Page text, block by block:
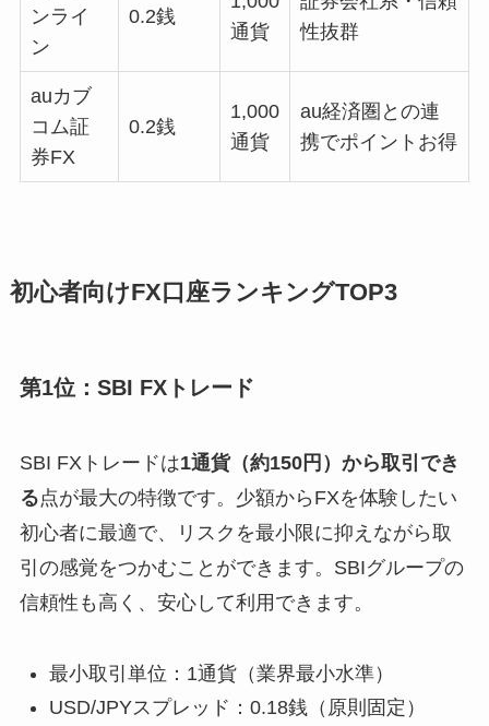
ンライ
ン
0.2銭
通貨
性抜群
auカブ
コム証
券FX
0.2銭
1,000
通貨
au経済圏との連
携でポイントお得
初心者向けFX口座ランキングTOP3
第1位：SBI FXトレード
SBI FXトレードは1通貨（約150円）から取引でき
る点が最大の特徴です。少額からFXを体験したい
初心者に最適で、リスクを最小限に抑えながら取
引の感覚をつかむことができます。SBIグループの
信頼性も高く、安心して利用できます。
最小取引単位：1通貨（業界最小水準）
USD/JPYスプレッド：0.18銭（原則固定）